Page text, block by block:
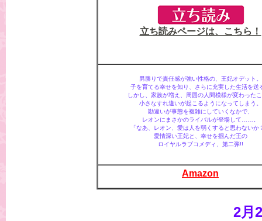
立ち読みページは、こちら！
男勝りで責任感が強い性格の、王妃オデット。
子を育てる幸せを知り、さらに充実した生活を送
しかし、家族が増え、周囲の人間模様が変わった
小さなすれ違いが起こるようになってしまう。
勘違いが事態を複雑にしていくなかで、
レオンにまさかのライバルが登場して……。
「なあ、レオン、愛は人を弱くすると思わないか
愛情深い王妃と、幸せを掴んだ王の
ロイヤルラブコメディ、第二弾!!
Amazon
2月